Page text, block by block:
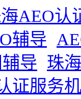
AEO认
辅导
导 珠
证服务